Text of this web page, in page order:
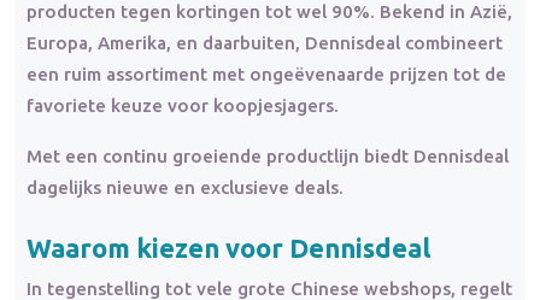
producten tegen kortingen tot wel 90%. Bekend in Azië,
Europa, Amerika, en daarbuiten, Dennisdeal combineert
een ruim assortiment met ongeëvenaarde prijzen tot de
favoriete keuze voor koopjesjagers.
Met een continu groeiende productlijn biedt Dennisdeal
dagelijks nieuwe en exclusieve deals.
Waarom kiezen voor Dennisdeal
In tegenstelling tot vele grote Chinese webshops, regelt